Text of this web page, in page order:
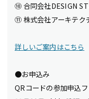
⑩ 合同会社DESIGN
⑪ 株式会社アーキテク
詳しいご案内はこちら
●お申込み
QRコードの参加申込